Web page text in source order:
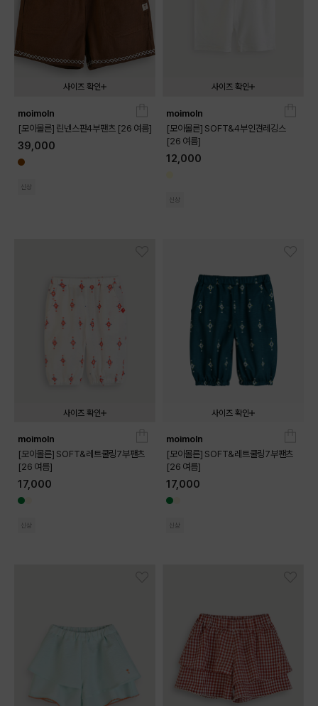
사이즈 확인
080
moimoln
[모이몰른] 린넨스판4부팬츠 [26 여름]
39,000
신상
사이즈 확인
080
moimoln
[모이몰른] SOFT&4부인견레깅스
[26 여름]
12,000
신상
사이즈 확인
090
moimoln
[모이몰른] SOFT&레트쿨링7부팬츠
[26 여름]
17,000
신상
사이즈 확인
090
moimoln
[모이몰른] SOFT&레트쿨링7부팬츠
[26 여름]
17,000
신상